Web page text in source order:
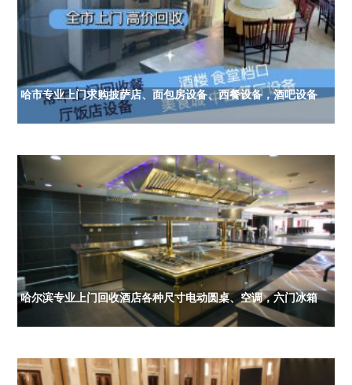
哈市专业上门求购披萨店、面包房设备、西餐设备，酒吧设备
哈尔滨专业上门回收酒店各种尺寸电动圆桌、空调，六门冰箱